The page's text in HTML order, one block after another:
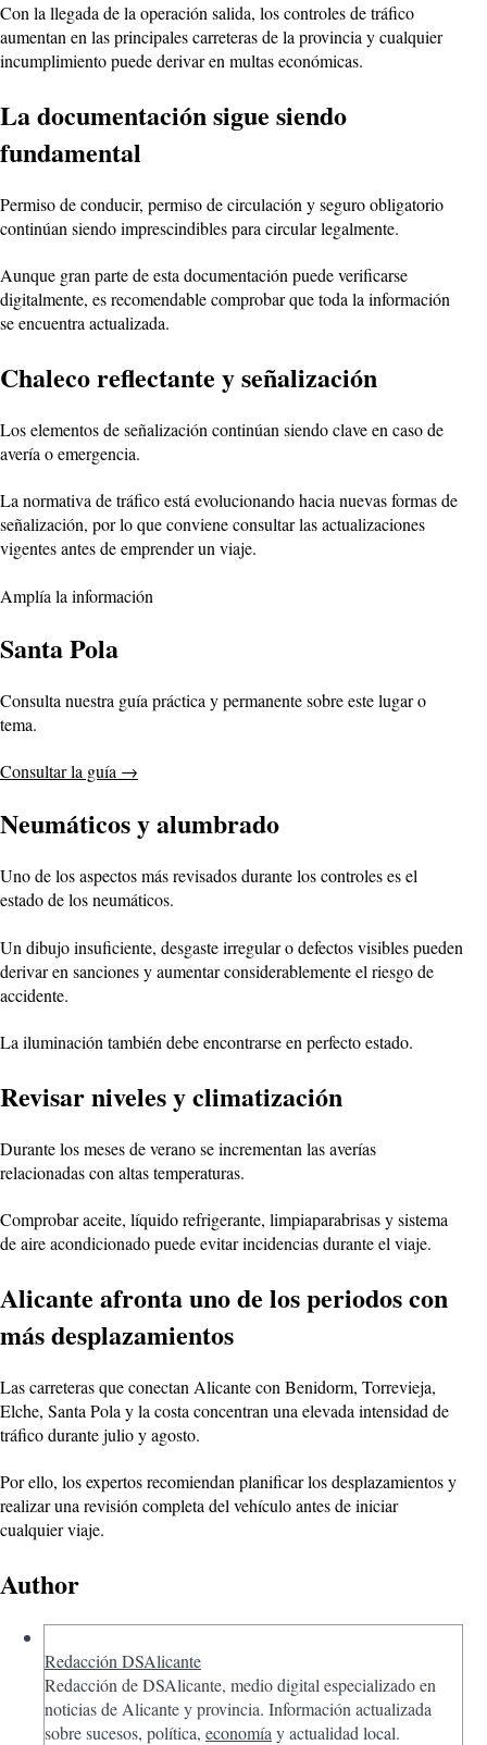
Con la llegada de la operación salida, los controles de tráfico
aumentan en las principales carreteras de la provincia y cualquier
incumplimiento puede derivar en multas económicas.
La documentación sigue siendo
fundamental
Permiso de conducir, permiso de circulación y seguro obligatorio
continúan siendo imprescindibles para circular legalmente.
Aunque gran parte de esta documentación puede verificarse
digitalmente, es recomendable comprobar que toda la información
se encuentra actualizada.
Chaleco reflectante y señalización
Los elementos de señalización continúan siendo clave en caso de
avería o emergencia.
La normativa de tráfico está evolucionando hacia nuevas formas de
señalización, por lo que conviene consultar las actualizaciones
vigentes antes de emprender un viaje.
Amplía la información
Santa Pola
Consulta nuestra guía práctica y permanente sobre este lugar o
tema.
Consultar la guía →
Neumáticos y alumbrado
Uno de los aspectos más revisados durante los controles es el
estado de los neumáticos.
Un dibujo insuficiente, desgaste irregular o defectos visibles pueden
derivar en sanciones y aumentar considerablemente el riesgo de
accidente.
La iluminación también debe encontrarse en perfecto estado.
Revisar niveles y climatización
Durante los meses de verano se incrementan las averías
relacionadas con altas temperaturas.
Comprobar aceite, líquido refrigerante, limpiaparabrisas y sistema
de aire acondicionado puede evitar incidencias durante el viaje.
Alicante afronta uno de los periodos con
más desplazamientos
Las carreteras que conectan Alicante con Benidorm, Torrevieja,
Elche, Santa Pola y la costa concentran una elevada intensidad de
tráfico durante julio y agosto.
Por ello, los expertos recomiendan planificar los desplazamientos y
realizar una revisión completa del vehículo antes de iniciar
cualquier viaje.
Author
Redacción DSAlicante
Redacción de DSAlicante, medio digital especializado en
noticias de Alicante y provincia. Información actualizada
sobre sucesos, política, economía y actualidad local.